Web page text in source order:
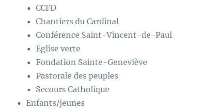
CCFD
Chantiers du Cardinal
Conférence Saint-Vincent-de-Paul
Eglise verte
Fondation Sainte-Geneviève
Pastorale des peuples
Secours Catholique
Enfants/jeunes